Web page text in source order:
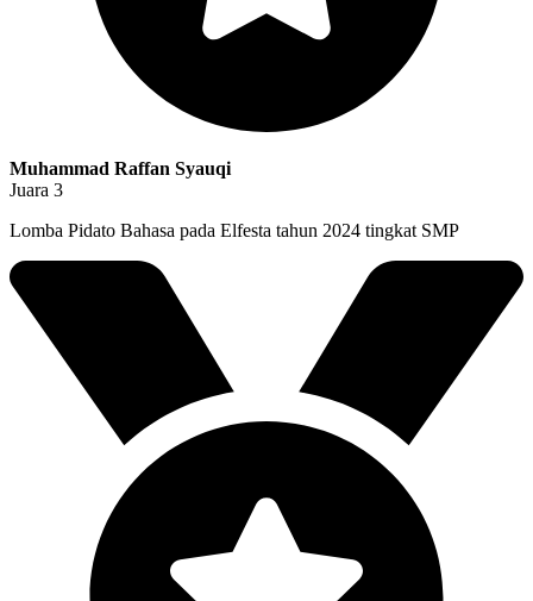
Muhammad Raffan Syauqi
Juara 3
Lomba Pidato Bahasa pada Elfesta tahun 2024 tingkat SMP